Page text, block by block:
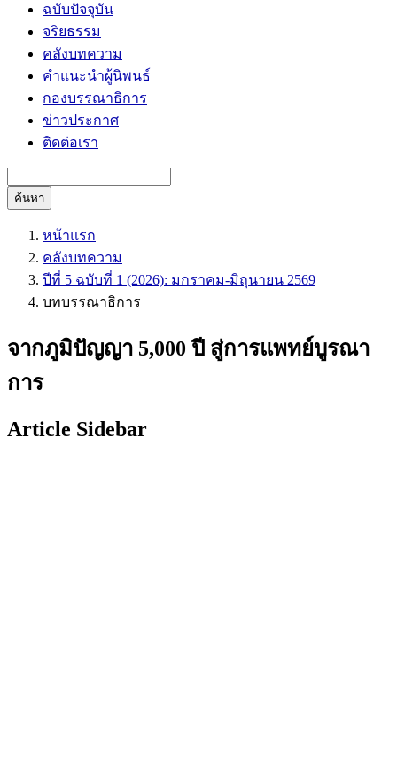
ฉบับปัจจุบัน
จริยธรรม
คลังบทความ
คำแนะนำผู้นิพนธ์
กองบรรณาธิการ
ข่าวประกาศ
ติดต่อเรา
ค้นหา
หน้าแรก
คลังบทความ
ปีที่ 5 ฉบับที่ 1 (2026): มกราคม-มิถุนายน 2569
บทบรรณาธิการ
จากภูมิปัญญา 5,000 ปี สู่การแพทย์บูรณา
การ
Article Sidebar